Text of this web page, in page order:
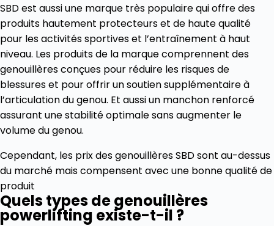
SBD est aussi une marque très populaire qui offre des
produits hautement protecteurs et de haute qualité
pour les activités sportives et l’entraînement à haut
niveau. Les produits de la marque comprennent des
genouillères conçues pour réduire les risques de
blessures et pour offrir un soutien supplémentaire à
l’articulation du genou. Et aussi un manchon renforcé
assurant une stabilité optimale sans augmenter le
volume du genou.
Cependant, les prix des genouillères SBD sont au-dessus
du marché mais compensent avec une bonne qualité de
produit
Quels types de genouillères
powerlifting existe-t-il ?